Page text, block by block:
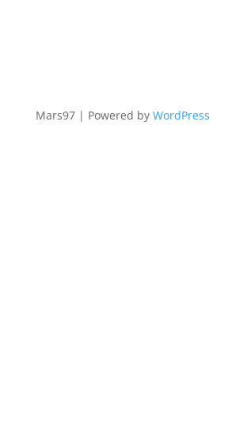
Mars97 | Powered by WordPress